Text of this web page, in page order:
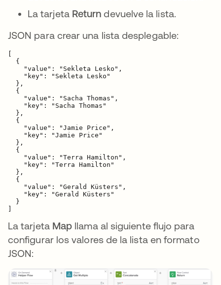
La tarjeta Return devuelve la lista.
JSON para crear una lista desplegable:
  {
    "value": "Sekleta Lesko",
    "key": "Sekleta Lesko"
  },
  {
    "value": "Sacha Thomas",
    "key": "Sacha Thomas"
  },
  {
    "value": "Jamie Price",
    "key": "Jamie Price"
  },
  {
    "value": "Terra Hamilton",
    "key": "Terra Hamilton"
  },
  {
    "value": "Gerald Küsters",
    "key": "Gerald Küsters"
  }
La tarjeta Map llama al siguiente flujo para
configurar los valores de la lista en formato
JSON: